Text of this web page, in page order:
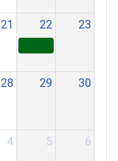
21 22 23
28 29 30
4 5 6